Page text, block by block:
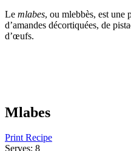
Le mlabes, ou mlebbès, est une
d’amandes décortiquées, de
d’œufs.
Mlabes
Print Recipe
Serves: 8